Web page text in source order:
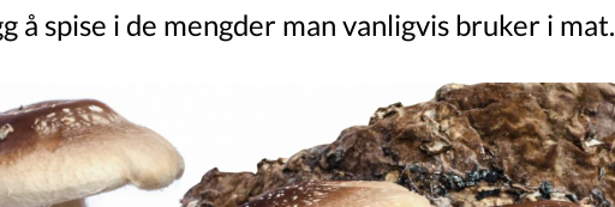
å spise i de mengder man vanligvis bruker i mat.